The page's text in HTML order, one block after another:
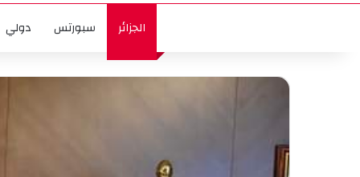
الجزائر سبورتس دولي